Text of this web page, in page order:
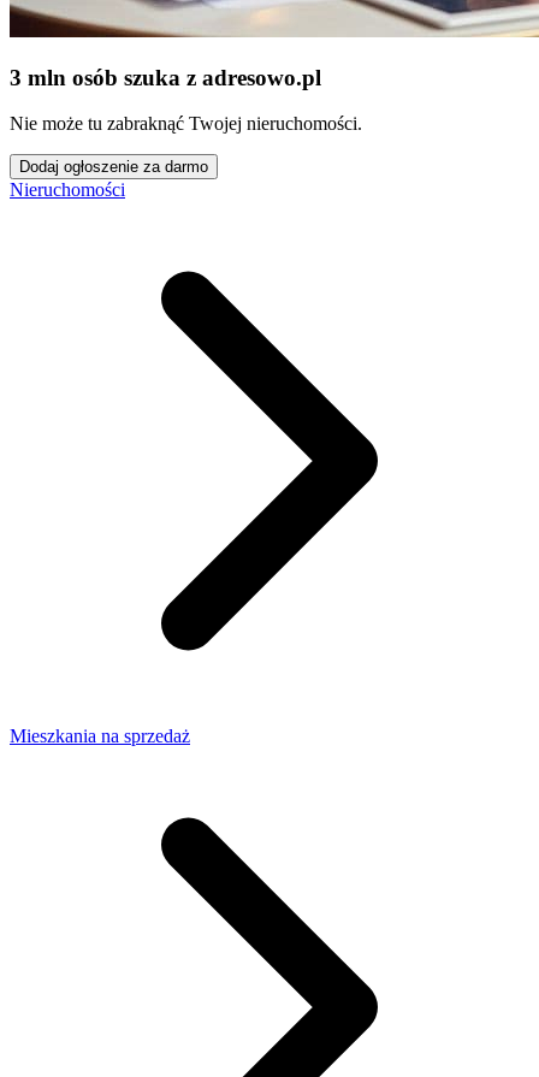
3 mln osób szuka z adresowo.pl
Nie może tu zabraknąć Twojej nieruchomości.
Dodaj ogłoszenie za darmo
Nieruchomości
Mieszkania na sprzedaż